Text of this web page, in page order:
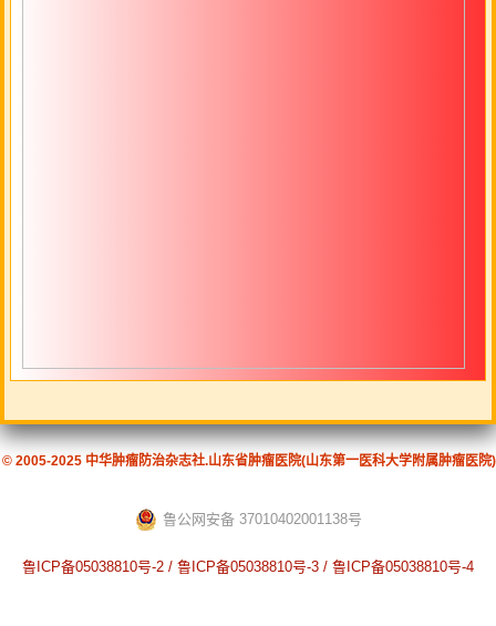
© 2005-2025 中华肿瘤防治杂志社.山东省肿瘤医院(山东第一医科大学附属肿瘤医院)
鲁公网安备 37010402001138号
鲁ICP备05038810号-2 / 鲁ICP备05038810号-3 / 鲁ICP备05038810号-4